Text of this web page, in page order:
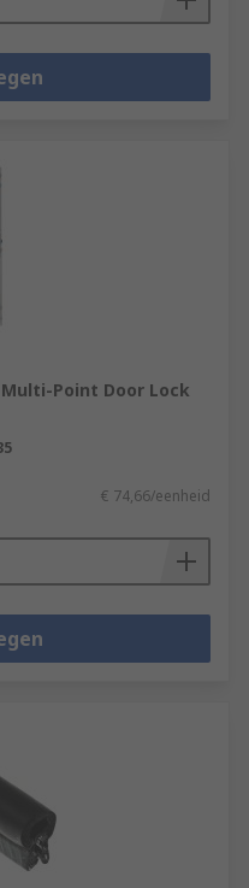
Multi-Point Door Lock
€ 74,66/eenheid